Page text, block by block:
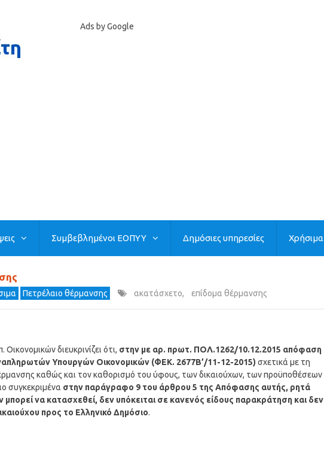
Ads by Google
Συμβεβλημένοι ΕΟΠΥΥ Δημόσιες υπηρεσίες Χρήσιμα
Πετρέλαιο θέρμανσης ακατάσχετο, επίδομα θέρμανσης
διευκρινίζει ότι, στην με αρ. πρωτ. ΠΟΛ.1262/10.12.2015 απόφαση
Υπουργών Οικονομικών (ΦΕΚ. 2677Β’/11-12-2015) σχετικά με τη
καθώς και τον καθορισμό του ύφους, των δικαιούχων, των προϋποθέσεων
συγκεκριμένα στην παράγραφο 9 του άρθρου 5 της Απόφασης αυτής, ρητά
μπορεί να κατασχεθεί, δεν υπόκειται σε κανενός είδους παρακράτηση και δεν
προς το Ελληνικό Δημόσιο.